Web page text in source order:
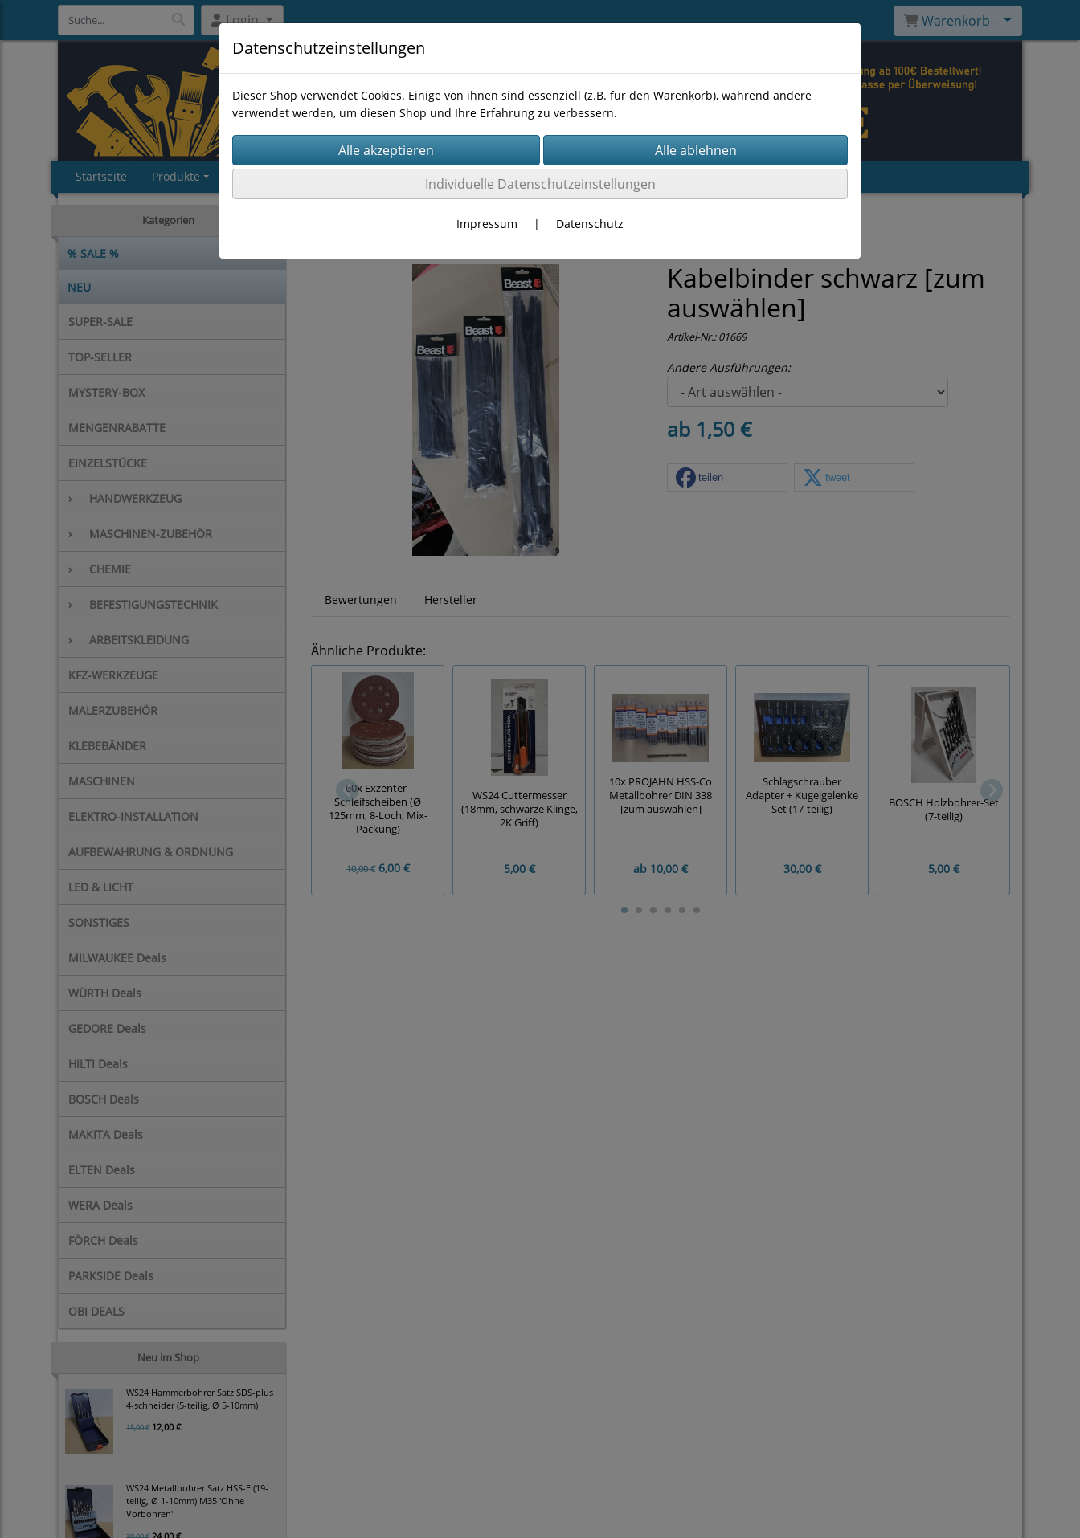
Login Warenkorb -
Startseite Produkte
Kategorien
% SALE %
NEU
SUPER-SALE
TOP-SELLER
MYSTERY-BOX
MENGENRABATTE
EINZELSTÜCKE
› HANDWERKZEUG
› MASCHINEN-ZUBEHÖR
› CHEMIE
› BEFESTIGUNGSTECHNIK
› ARBEITSKLEIDUNG
KFZ-WERKZEUGE
MALERZUBEHÖR
KLEBEBÄNDER
MASCHINEN
ELEKTRO-INSTALLATION
AUFBEWAHRUNG & ORDNUNG
LED & LICHT
SONSTIGES
MILWAUKEE Deals
WÜRTH Deals
GEDORE Deals
HILTI Deals
BOSCH Deals
MAKITA Deals
ELTEN Deals
WERA Deals
FÖRCH Deals
PARKSIDE Deals
OBI DEALS
Neu im Shop
WS24 Hammerbohrer Satz SDS-plus
4-schneider (5-teilig, Ø 5-10mm)
15,00 € 12,00 €
WS24 Metallbohrer Satz HSS-E (19-
teilig, Ø 1-10mm) M35 'Ohne
Vorbohren'
Kabelbinder schwarz [zum
auswählen]
Artikel-Nr.:01669
Andere Ausführungen:
ab 1,50 €
teilen tweet
Bewertungen Hersteller
Ähnliche Produkte:
60x Exzenter-
Schleifscheiben (Ø
125mm, 8-Loch, Mix-
Packung)
10,00 €6,00 €
WS24 Cuttermesser
(18mm, schwarze Klinge,
2K Griff)
5,00 €
10x PROJAHN HSS-Co
Metallbohrer DIN 338
[zum auswählen]
ab 10,00 €
Schlagschrauber
Adapter + Kugelgelenke
Set (17-teilig)
30,00 €
BOSCH Holzbohrer-Set
(7-teilig)
5,00 €
Datenschutzeinstellungen
Dieser Shop verwendet Cookies. Einige von ihnen sind essenziell (z.B. für den Warenkorb), während andere
verwendet werden, um diesen Shop und Ihre Erfahrung zu verbessern.
Individuelle Datenschutzeinstellungen
Impressum | Datenschutz